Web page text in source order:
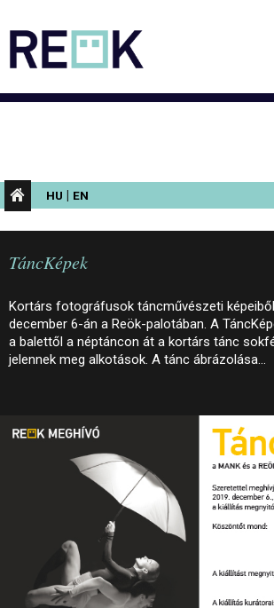
HU | EN
PROGRAMOK
AZ ÉPÜLET
INFORMÁCIÓK
ELÉRHETŐSÉG
PALOTASÉTÁK ÉS
KÖZÉRDEKŰ ADATOK
TáncKépek
Kortárs fotográfusok táncművészeti
december 6-án a Reök-palotában. A
a balettől a néptáncon át a kortárs tánc
jelennek meg alkotások. A tánc ábrázolása…